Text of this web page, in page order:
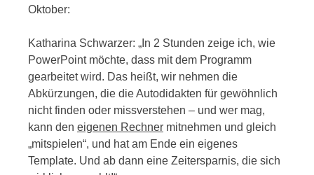
Oktober:
Katharina Schwarzer: „In 2 Stunden zeige ich, wie
PowerPoint möchte, dass mit dem Programm
gearbeitet wird. Das heißt, wir nehmen die
Abkürzungen, die die Autodidakten für gewöhnlich
nicht finden oder missverstehen – und wer mag,
kann den eigenen Rechner mitnehmen und gleich
„mitspielen“, und hat am Ende ein eigenes
Template. Und ab dann eine Zeitersparnis, die sich